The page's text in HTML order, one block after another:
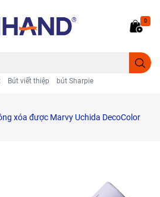
Bút viết thiệp bút Sharpie
0
xóa được Marvy Uchida DecoColor